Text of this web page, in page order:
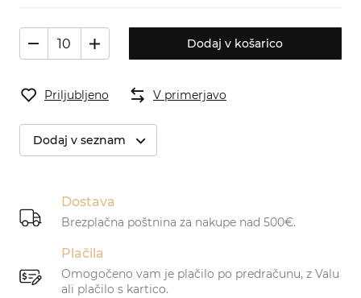
Dodaj v košarico
Priljubljeno V primerjavo
Dodaj v seznam
Dostava
Brezplačna poštnina za nakupe nad 500€.
Plačila
Omogočeno vam je plačilo po predračunu, z Valu
ali plačilo s kartico.